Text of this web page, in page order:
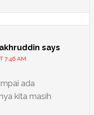
says
7:46 AM
ada
kita masih